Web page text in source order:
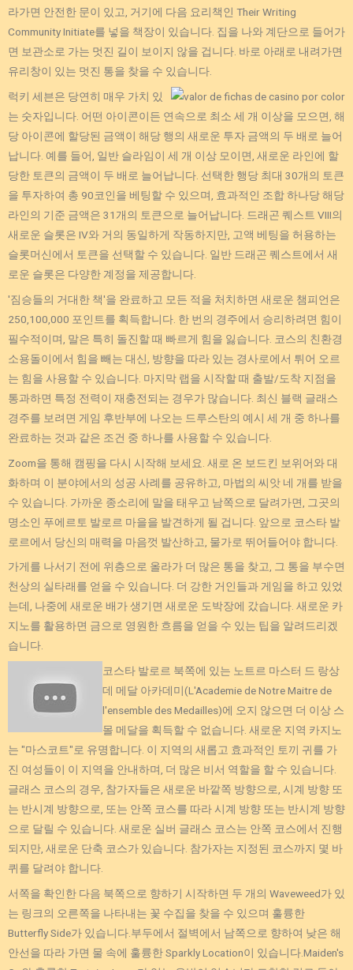
라가면 안전한 문이 있고, 거기에 다음 요리책인 Their Writing
Community Initiate를 넣을 책장이 있습니다. 집을 나와 계단으로 들어가
면 보관소로 가는 멋진 길이 보이지 않을 겁니다. 바로 아래로 내려가면
유리창이 있는 멋진 통을 찾을 수 있습니다.
럭키 세븐은 당연히 매우 가치 있
는 숫자입니다. 어떤 아이콘이든 연속으로 최소 세 개 이상을 모으면, 해
당 아이콘에 할당된 금액이 해당 행의 새로운 투자 금액의 두 배로 늘어
납니다. 예를 들어, 일반 슬라임이 세 개 이상 모이면, 새로운 라인에 할
당한 토큰의 금액이 두 배로 늘어납니다. 선택한 행당 최대 30개의 토큰
을 투자하여 총 90코인을 베팅할 수 있으며, 효과적인 조합 하나당 해당
라인의 기준 금액은 31개의 토큰으로 늘어납니다. 드래곤 퀘스트 VIII의
새로운 슬롯은 IV와 거의 동일하게 작동하지만, 고액 베팅을 허용하는
슬롯머신에서 토큰을 선택할 수 있습니다. 일반 드래곤 퀘스트에서 새
로운 슬롯은 다양한 계정을 제공합니다.
'짐승들의 거대한 책'을 완료하고 모든 적을 처치하면 새로운 챔피언은
250,100,000 포인트를 획득합니다. 한 번의 경주에서 승리하려면 힘이
필수적이며, 말은 특히 돌진할 때 빠르게 힘을 잃습니다. 코스의 친환경
소용돌이에서 힘을 빼는 대신, 방향을 따라 있는 경사로에서 튀어 오르
는 힘을 사용할 수 있습니다. 마지막 랩을 시작할 때 출발/도착 지점을
통과하면 특정 전력이 재충전되는 경우가 많습니다. 최신 블랙 글래스
경주를 보려면 게임 후반부에 나오는 드루스탄의 예시 세 개 중 하나를
완료하는 것과 같은 조건 중 하나를 사용할 수 있습니다.
Zoom을 통해 캠핑을 다시 시작해 보세요. 새로 온 보드킨 보위어와 대
화하며 이 분야에서의 성공 사례를 공유하고, 마법의 씨앗 네 개를 받을
수 있습니다. 가까운 종소리에 말을 태우고 남쪽으로 달려가면, 그곳의
명소인 푸에르토 발로르 마을을 발견하게 될 겁니다. 앞으로 코스타 발
로르에서 당신의 매력을 마음껏 발산하고, 물가로 뛰어들어야 합니다.
가게를 나서기 전에 위층으로 올라가 더 많은 통을 찾고, 그 통을 부수면
천상의 실타래를 얻을 수 있습니다. 더 강한 거인들과 게임을 하고 있었
는데, 나중에 새로운 배가 생기면 새로운 도박장에 갔습니다. 새로운 카
지노를 활용하면 금으로 영원한 흐름을 얻을 수 있는 팁을 알려드리겠
습니다.
코스타 발로르 북쪽에 있는 노트르 마스터 드 랑상
데 메달 아카데미(L'Academie de Notre Maitre de
l'ensemble des Medailles)에 오지 않으면 더 이상 스
몰 메달을 획득할 수 없습니다. 새로운 지역 카지노
는 "마스코트"로 유명합니다. 이 지역의 새롭고 효과적인 토끼 귀를 가
진 여성들이 이 지역을 안내하며, 더 많은 비서 역할을 할 수 있습니다.
글래스 코스의 경우, 참가자들은 새로운 바깥쪽 방향으로, 시계 방향 또
는 반시계 방향으로, 또는 안쪽 코스를 따라 시계 방향 또는 반시계 방향
으로 달릴 수 있습니다. 새로운 실버 글래스 코스는 안쪽 코스에서 진행
되지만, 새로운 단축 코스가 있습니다. 참가자는 지정된 코스까지 몇 바
퀴를 달려야 합니다.
서쪽을 확인한 다음 북쪽으로 향하기 시작하면 두 개의 Waveweed가 있
는 링크의 오른쪽을 나타내는 꽃 수집을 찾을 수 있으며 훌륭한
Butterfly Side가 있습니다.부두에서 절벽에서 남쪽으로 향하여 낮은 해
안선을 따라 가면 물 속에 훌륭한 Sparkly Location이 있습니다.Maiden's